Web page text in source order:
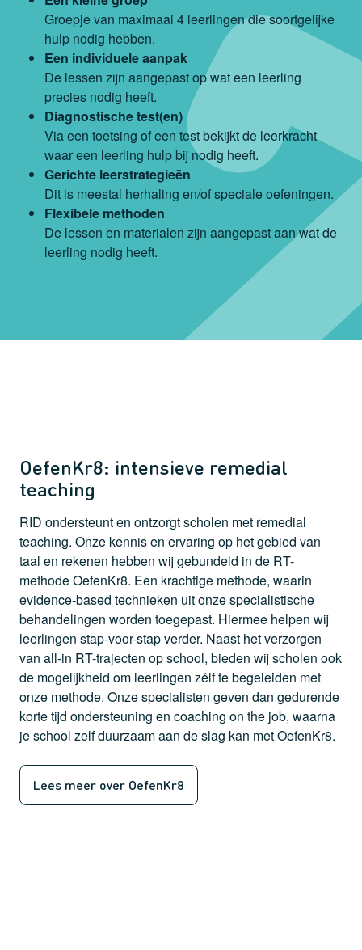
Groepje van maximaal 4 leerlingen die soortgelijke
hulp nodig hebben.
Een individuele aanpak
De lessen zijn aangepast op wat een leerling
precies nodig heeft.
Diagnostische test(en)
Via een toetsing of een test bekijkt de leerkracht
waar een leerling hulp bij nodig heeft.
Gerichte leerstrategieën
Dit is meestal herhaling en/of speciale oefeningen.
Flexibele methoden
De lessen en materialen zijn aangepast aan wat de
leerling nodig heeft.
OefenKr8: intensieve remedial
teaching
RID ondersteunt en ontzorgt scholen met remedial
teaching. Onze kennis en ervaring op het gebied van
taal en rekenen hebben wij gebundeld in de RT-
methode OefenKr8. Een krachtige methode, waarin
evidence-based technieken uit onze specialistische
behandelingen worden toegepast. Hiermee helpen wij
leerlingen stap-voor-stap verder. Naast het verzorgen
van all-in RT-trajecten op school, bieden wij scholen ook
de mogelijkheid om leerlingen zélf te begeleiden met
onze methode. Onze specialisten geven dan gedurende
korte tijd ondersteuning en coaching on the job, waarna
je school zelf duurzaam aan de slag kan met OefenKr8.
Lees meer over OefenKr8